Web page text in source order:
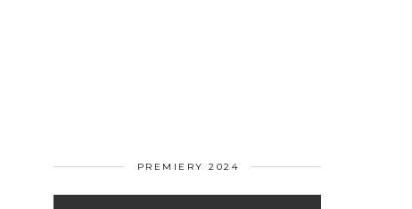
PREMIERY 2024